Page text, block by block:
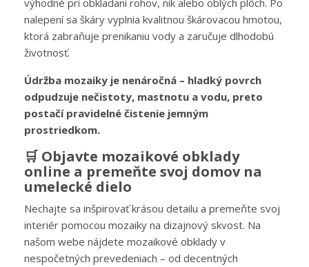
výhodné pri obkladaní rohov, nik alebo oblých plôch. Po
nalepení sa škáry vyplnia kvalitnou škárovacou hmotou,
ktorá zabraňuje prenikaniu vody a zaručuje dlhodobú
životnosť.
Údržba mozaiky je nenáročná – hladký povrch
odpudzuje nečistoty, mastnotu a vodu, preto
postačí pravidelné čistenie jemným
prostriedkom.
🛒 Objavte mozaikové obklady
online a premeňte svoj domov na
umelecké dielo
Nechajte sa inšpirovať krásou detailu a premeňte svoj
interiér pomocou mozaiky na dizajnový skvost. Na
našom webe nájdete mozaikové obklady v
nespočetných prevedeniach – od decentných